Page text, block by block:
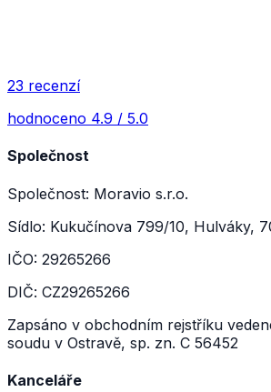
23 recenzí
hodnoceno 4.9 / 5.0
Společnost
Společnost: Moravio s.r.o.
Sídlo: Kukučínova 799/10, Hulváky,
IČO: 29265266
DIČ: CZ29265266
Zapsáno v obchodním rejstříku
soudu v Ostravě, sp. zn. C 56452
Kanceláře